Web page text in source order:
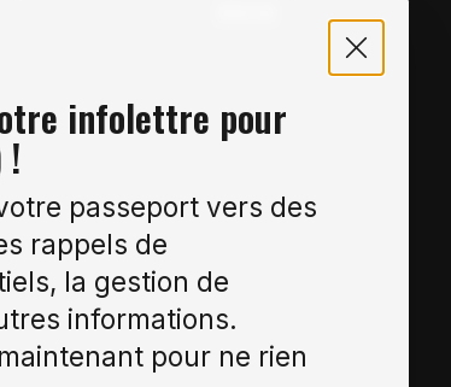
infolettre pour
!
passeport vers des
rappels de
la gestion de
informations.
pour ne rien